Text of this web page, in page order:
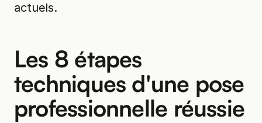
actuels.
Les 8 étapes
techniques d'une pose
professionnelle réussie